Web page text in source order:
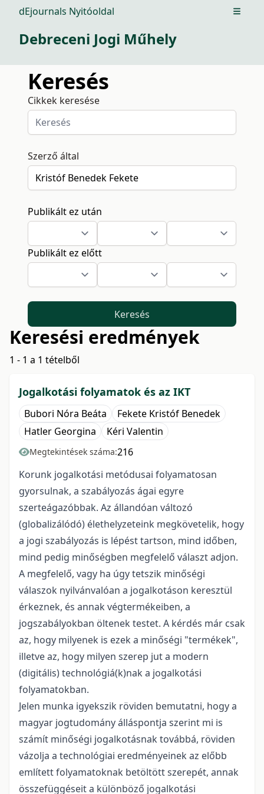
dEjournals Nyitóoldal Open
Debreceni Jogi Műhely
Keresés
Cikkek keresése
Szerző által
Publikált ez után
Publikált ez előtt
Keresés
Keresési eredmények
1 - 1 a 1 tételből
Jogalkotási folyamatok és az IKT
Bubori Nóra Beáta
Fekete Kristóf Benedek
Hatler Georgina
Kéri Valentin
Megtekintések száma:216
Korunk jogalkotási metódusai folyamatosan
gyorsulnak, a szabályozás ágai egyre
szerteágazóbbak. Az állandóan változó
(globalizálódó) élethelyzeteink megkövetelik, hogy
a jogi szabályozás is lépést tartson, mind időben,
mind pedig minőségben megfelelő választ adjon.
A megfelelő, vagy ha úgy tetszik minőségi
válaszok nyilvánvalóan a jogalkotáson keresztül
érkeznek, és annak végtermékeiben, a
jogszabályokban öltenek testet. A kérdés már csak
az, hogy milyenek is ezek a minőségi "termékek",
illetve az, hogy milyen szerep jut a modern
(digitális) technológiá(k)nak a jogalkotási
folyamatokban.
Jelen munka igyekszik röviden bemutatni, hogy a
magyar jogtudomány álláspontja szerint mi is
számít minőségi jogalkotásnak továbbá, röviden
vázolja a technológiai eredményeinek az előbb
említett folyamatoknak betöltött szerepét, annak
összefüggéseit a különböző jogalkotási